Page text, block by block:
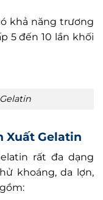
khả năng trương
5 đến 10 lần khối
Xuất Gelatin
rất đa dạng
khoáng, da lợn,